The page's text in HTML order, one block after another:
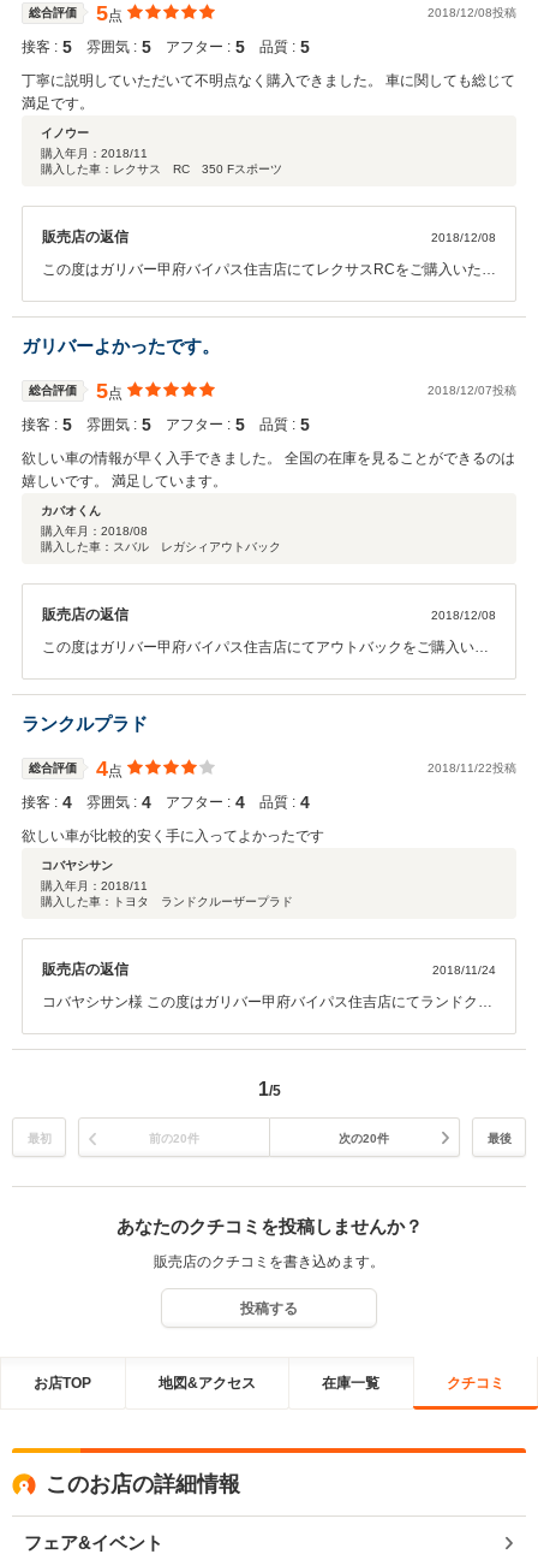
総合評価 5点 2018/12/08投稿
接客 : 5 雰囲気 : 5 アフター : 5 品質 : 5
丁寧に説明していただいて不明点なく購入できました。 車に関しても総じて
満足です。
イノウー
購入年月： 2018/11
購入した車：レクサス RC 350 Fスポーツ
販売店の返信 2018/12/08
この度はガリバー甲府バイパス住吉店にてレクサスRCをご購入いただ
絡ください。今後ともご満足いただけるよう対応させていただきま
す。宜しくお願い致します！
ガリバーよかったです。
総合評価 5点 2018/12/07投稿
接客 : 5 雰囲気 : 5 アフター : 5 品質 : 5
欲しい車の情報が早く入手できました。 全国の在庫を見ることができるのは
嬉しいです。 満足しています。
カバオくん
購入年月： 2018/08
購入した車：スバル レガシィアウトバック
販売店の返信 2018/12/08
この度はガリバー甲府バイパス住吉店にてアウトバックをご購入いた
今後も何かございましたらいつでもお気軽にお問い合わせください。
いつでもガリバーはお客様にご満足いただけるよう対応させていただ
ランクルプラド
総合評価 4点 2018/11/22投稿
接客 : 4 雰囲気 : 4 アフター : 4 品質 : 4
欲しい車が比較的安く手に入ってよかったです
コバヤシサン
購入年月： 2018/11
購入した車：トヨタ ランドクルーザープラド
販売店の返信 2018/11/24
コバヤシサン様 この度はガリバー甲府バイパス住吉店にてランドクル
のお車をお安くご提供でき光栄でございます。今後も引き続き宜しく
1/5
最初 前の20件 次の20件 最後
あなたのクチコミを投稿しませんか？
販売店のクチコミを書き込めます。
投稿する
お店TOP 地図&アクセス 在庫一覧 クチコミ
このお店の詳細情報
フェア&イベント